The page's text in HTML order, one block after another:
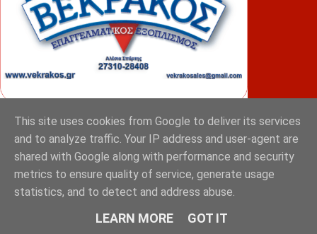
ΦΟΥΝΤΑΣ
This site uses cookies from Google to deliver its services
and to analyze traffic. Your IP address and user-agent are
shared with Google along with performance and security
metrics to ensure quality of service, generate usage
statistics, and to detect and address abuse.
LEARN MORE GOT IT